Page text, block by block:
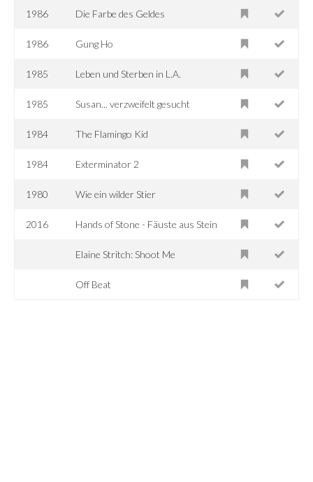
1986 Die Farbe des Geldes
1986 Gung Ho
1985 Leben und Sterben in L.A.
1985 Susan... verzweifelt gesucht
1984 The Flamingo Kid
1984 Exterminator 2
1980 Wie ein wilder Stier
2016 Hands of Stone - Fäuste aus Stein
Elaine Stritch: Shoot Me
Off Beat